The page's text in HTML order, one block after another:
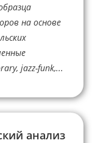
на основе
jazz-funk,...
анализ